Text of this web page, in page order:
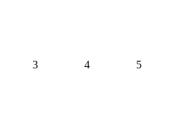
3 4 5